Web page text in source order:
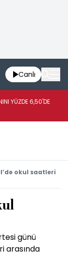
Canlı
YÜZDE 6,50'DE
okul saatleri
günü
arasında